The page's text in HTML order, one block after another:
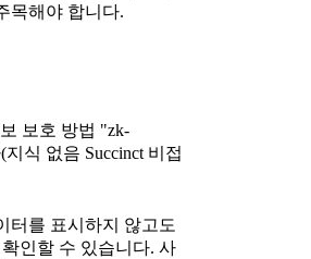
목해야 합니다.
보호 방법 "zk-
식 없음 Succinct 비접
터를 표시하지 않고도
인할 수 있습니다. 사